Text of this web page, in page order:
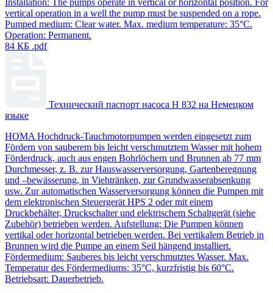
vertical operation in a well the pump must be suspended on a rope.
Pumped medium: Clear water. Max. medium temperature: 35°C.
Operation: Permanent.
84 КБ .pdf
Технический паспорт насоса H 832 на Немецком
языке
HOMA Hochdruck-Tauchmotorpumpen werden eingesetzt zum
Fördern von sauberem bis leicht verschmutztem Wasser mit hohem
Förderdruck, auch aus engen Bohrlöchern und Brunnen ab 77 mm
Durchmesser, z. B. zur Hauswasserversorgung, Gartenberegnung
und –bewässerung, in Viehtränken, zur Grundwasserabsenkung
usw. Zur automatischen Wasserversorgung können die Pumpen mit
dem elektronischen Steuergerät HPS 2 oder mit einem
Druckbehälter, Druckschalter und elektrischem Schaltgerät (siehe
Zubehör) betrieben werden. Aufstellung: Die Pumpen können
vertikal oder horizontal betrieben werden. Bei vertikalem Betrieb in
Brunnen wird die Pumpe an einem Seil hängend installiert.
Fördermedium: Sauberes bis leicht verschmutztes Wasser. Max.
Temperatur des Fördermediums: 35°C, kurzfristig bis 60°C.
Betriebsart: Dauerbetrieb.